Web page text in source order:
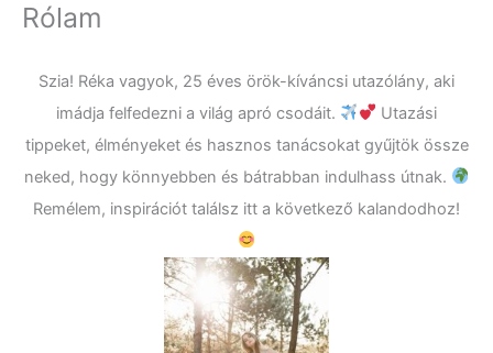
Rólam
Szia! Réka vagyok, 25 éves örök-kíváncsi utazólány, aki
imádja felfedezni a világ apró csodáit.
Utazási
tippeket, élményeket és hasznos tanácsokat gyűjtök össze
neked, hogy könnyebben és bátrabban indulhass útnak.
Remélem, inspirációt találsz itt a következő kalandodhoz!